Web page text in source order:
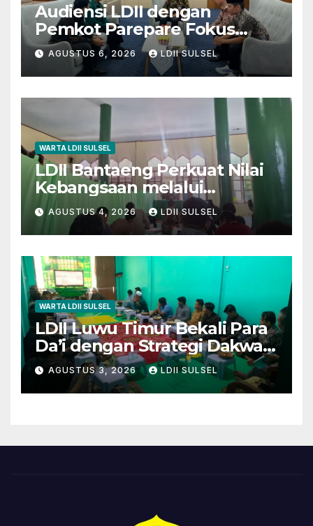
Audiensi LDII dengan
Pemkot Parepare Fokus
pada Pembinaan Generasi
Muda dan 29 Karakter Luhur
AGUSTUS 6, 2026 LDII SULSEL
WARTA LDII SULSEL
LDII Bantaeng Perkuat Nilai
Kebangsaan melalui
Pengajian Rutin
AGUSTUS 4, 2026 LDII SULSEL
WARTA LDII SULSEL
LDII Luwu Timur Bekali Para
Da’i dengan Strategi Dakwah
dan Kewirausahaan untuk
Wujudkan Kemandirian
AGUSTUS 3, 2026 LDII SULSEL